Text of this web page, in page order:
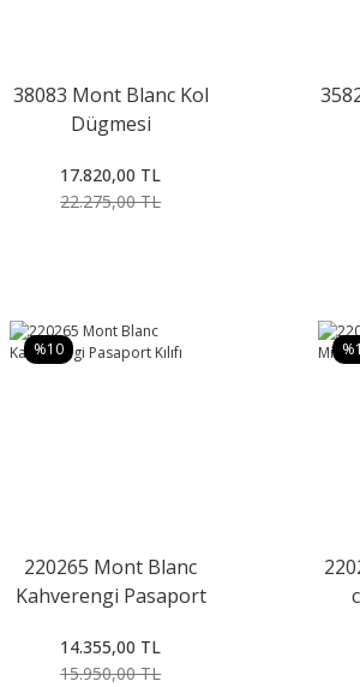
38083 Mont Blanc Kol
Dügmesi
17.820,00 TL
22.275,00 TL
%10
220265 Mont Blanc
Kahverengi Pasaport
14.355,00 TL
15.950,00 TL